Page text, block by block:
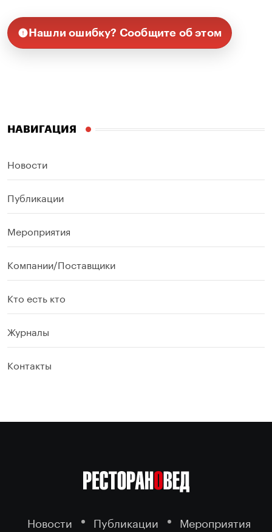
Нашли ошибку? Сообщите об этом
НАВИГАЦИЯ
Новости
Публикации
Мероприятия
Компании/Поставщики
Кто есть кто
Журналы
Контакты
Новости Публикации
Мероприятия